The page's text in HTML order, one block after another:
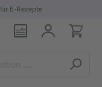
E-Rezepte